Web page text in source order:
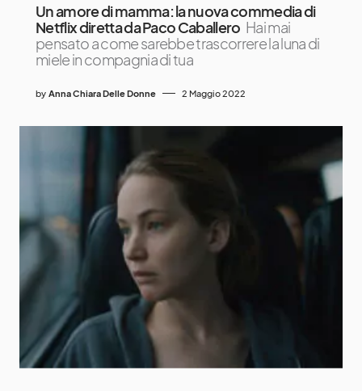
Un amore di mamma: la nuova commedia di
Netflix diretta da Paco Caballero Hai mai
pensato a come sarebbe trascorrere la luna di
miele in compagnia di tua
by Anna Chiara Delle Donne 2 Maggio 2022